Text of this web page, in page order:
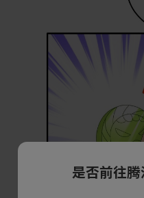
是否前往